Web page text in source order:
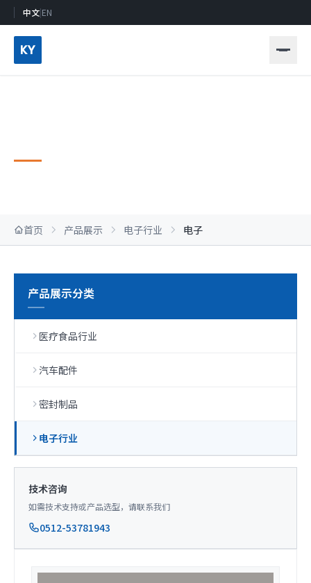
中文|EN
KY
首页 产品展示 电子行业 电子
产品展示分类
医疗食品行业
汽车配件
密封制品
电子行业
技术咨询
如需技术支持或产品选型，请联系我们
0512-53781943